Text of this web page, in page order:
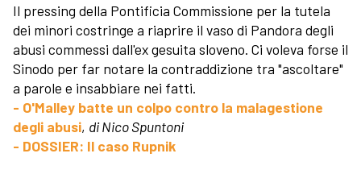
Il pressing della Pontificia Commissione per la tutela
dei minori costringe a riaprire il vaso di Pandora degli
abusi commessi dall'ex gesuita sloveno. Ci voleva forse il
Sinodo per far notare la contraddizione tra "ascoltare"
a parole e insabbiare nei fatti.
- O'Malley batte un colpo contro la malagestione
degli abusi, di Nico Spuntoni
- DOSSIER: Il caso Rupnik